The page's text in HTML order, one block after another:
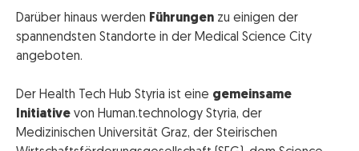
Darüber hinaus werden Führungen zu einigen der
spannendsten Standorte in der Medical Science City
angeboten.
Der Health Tech Hub Styria ist eine gemeinsame
Initiative von Human.technology Styria, der
Medizinischen Universität Graz, der Steirischen